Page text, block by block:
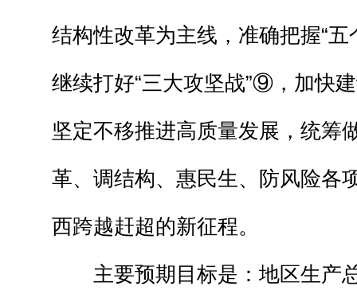
结构性改革为主线，准确把握“
继续打好“三大攻坚战”⑨，加快
坚定不移推进高质量发展，统筹
革、调结构、惠民生、防风险各
西跨越赶超的新征程。
主要预期目标是：地区生产